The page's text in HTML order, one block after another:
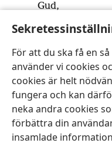
För att du ska få en
använder vi cookies
cookies är helt
fungera och kan
neka andra cookies
förbättra din
insamlade
Gud,
att han måste
29
Om Gud inte
honom?
Om han döljer
honom?
Oavsett om han
mot en
30 nämligen att en